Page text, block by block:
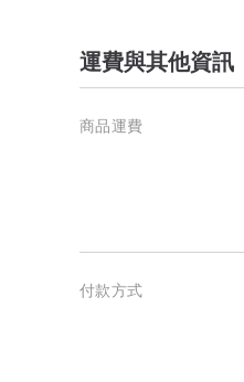
運費與其他資訊
商品運費
付款方式